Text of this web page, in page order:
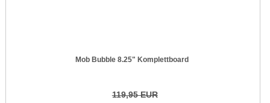
Mob Bubble 8.25" Komplettboard
119,95 EUR